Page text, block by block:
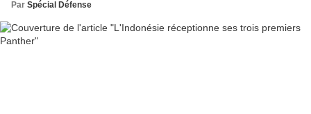
Par Spécial Défense